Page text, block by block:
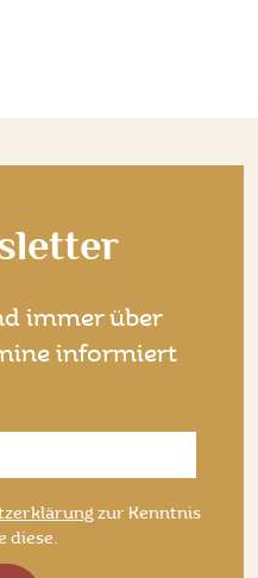
immer über
informiert
zur Kenntnis
diese.